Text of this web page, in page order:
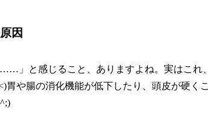
因
……」と感じること、ありますよね。実はこれ
胃や腸の消化機能が低下したり、頭皮が硬く